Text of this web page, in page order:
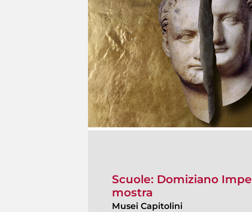
Scuole: Domiziano
mostra
Musei Capitolini